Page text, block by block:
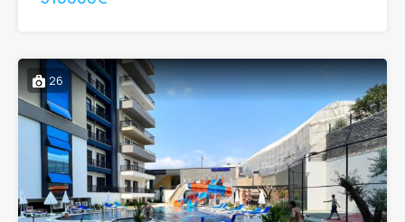
26